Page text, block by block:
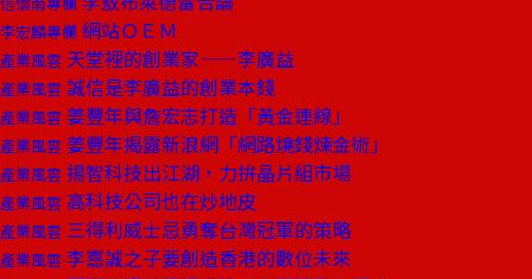
李宏麟專欄 網站ＯＥＭ
產業風雲 天堂裡的創業家——李廣益
產業風雲 誠信是李廣益的創業本錢
產業風雲 姜豐年與詹宏志打造「黃金連線」
產業風雲 姜豐年揭露新浪網「網路燒錢煉金術」
產業風雲 揚智科技出江湖，力拚晶片組市場
產業風雲 高科技公司也在炒地皮
產業風雲 三得利威士忌勇奪台灣冠軍的策略
產業風雲 李嘉誠之子要創造香港的數位未來